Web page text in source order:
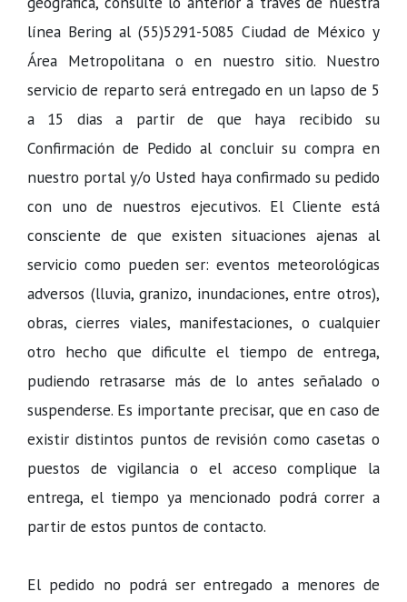
línea Bering al (55)5291-5085 Ciudad de México y
Área Metropolitana o en nuestro sitio. Nuestro
servicio de reparto será entregado en un lapso de 5
a 15 dias a partir de que haya recibido su
Confirmación de Pedido al concluir su compra en
nuestro portal y/o Usted haya confirmado su pedido
con uno de nuestros ejecutivos. El Cliente está
consciente de que existen situaciones ajenas al
servicio como pueden ser: eventos meteorológicas
adversos (lluvia, granizo, inundaciones, entre otros),
obras, cierres viales, manifestaciones, o cualquier
otro hecho que dificulte el tiempo de entrega,
pudiendo retrasarse más de lo antes señalado o
suspenderse. Es importante precisar, que en caso de
existir distintos puntos de revisión como casetas o
puestos de vigilancia o el acceso complique la
entrega, el tiempo ya mencionado podrá correr a
partir de estos puntos de contacto.
El pedido no podrá ser entregado a menores de